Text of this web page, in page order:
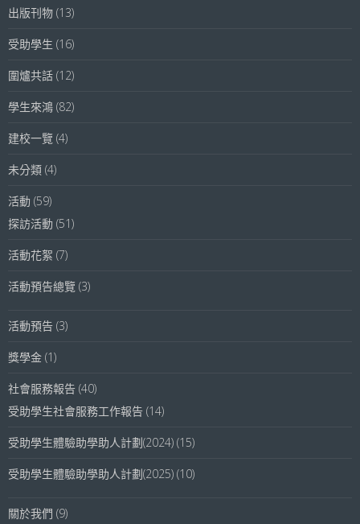
出版刊物 (13)
受助學生 (16)
圍爐共話 (12)
學生來鴻 (82)
建校一覽 (4)
未分類 (4)
活動 (59)
探訪活動 (51)
活動花絮 (7)
活動預告總覽 (3)
活動預告 (3)
獎學金 (1)
社會服務報告 (40)
受助學生社會服務工作報告 (14)
受助學生體驗助學助人計劃(2024) (15)
受助學生體驗助學助人計劃(2025) (10)
關於我們 (9)